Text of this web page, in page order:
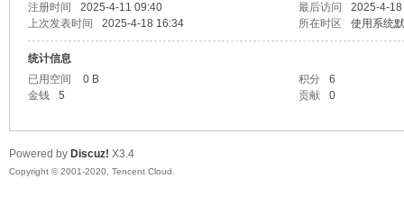
注册时间
2025-4-11 09:40 最后访问
2025-4-
上次发表时间
2025-4-18 16:34 所在时区 使用系统
统计信息
已用空间
0 B 积分
6
金钱
5 贡献 0
Powered by Discuz! X3.4
Copyright © 2001-2020, Tencent Cloud.